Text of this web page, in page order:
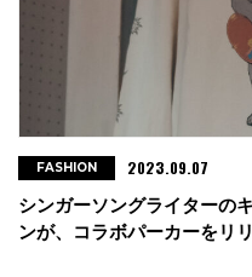
シンガーソングライターの
ンが、コラボパーカーをリ
FASHION 2023.09.07